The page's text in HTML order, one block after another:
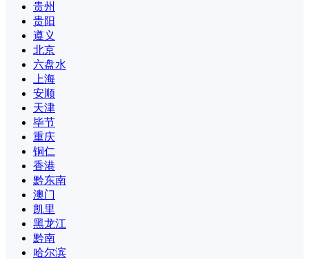
贵州
贵阳
遵义
北京
六盘水
上海
安顺
天津
毕节
重庆
铜仁
香港
黔东南
澳门
凯里
黑龙江
黔南
哈尔滨